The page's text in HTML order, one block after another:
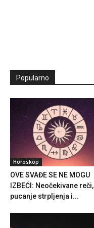
Popularno
Horoskop
OVE SVAĐE SE NE MOGU
IZBEĆI: Neočekivane reči,
pucanje strpljenja i...